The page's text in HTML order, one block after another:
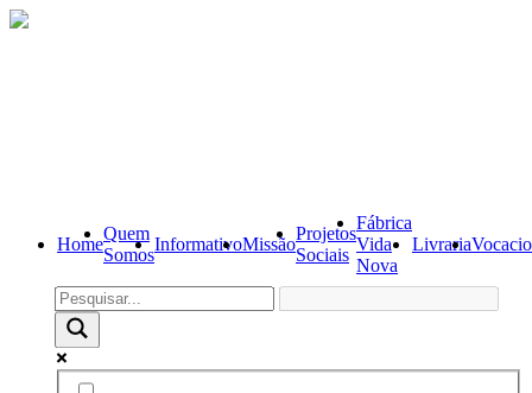
Home
Quem
Somos
InformativoMissão
Projetos
Sociais
Fábrica
Vida
Nova
Livraria